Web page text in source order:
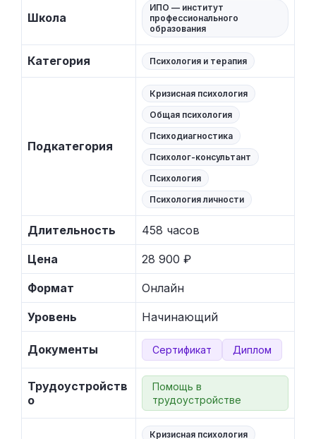
Школа
ИПО — институт
профессионального
образования
Категория Психология и терапия
Подкатегория
Кризисная психология
Общая психология
Психодиагностика
Психолог-консультант
Психология
Психология личности
Длительность 458 часов
Цена 28 900 ₽
Формат Онлайн
Уровень Начинающий
Документы Сертификат Диплом
Трудоустройств
о
Помощь в
трудоустройстве
Кризисная психология